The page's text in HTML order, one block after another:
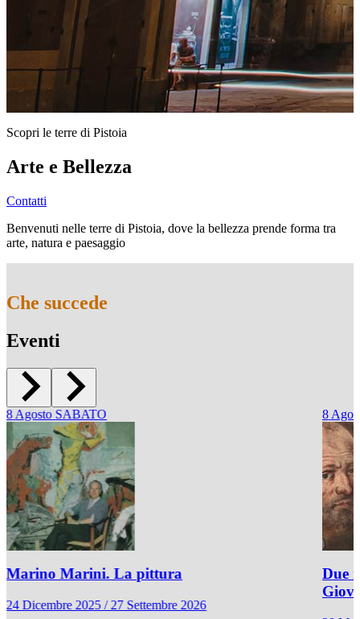
Scopri le terre di Pistoia
Arte e Bellezza
Contatti
Benvenuti nelle terre di Pistoia, dove la bellezza prende forma tra
arte, natura e paesaggio
Che succede
Eventi
8Agosto SABATO
Marino Marini. La pittura
24 Dicembre 2025 / 27 Settembre 2026
8
Due